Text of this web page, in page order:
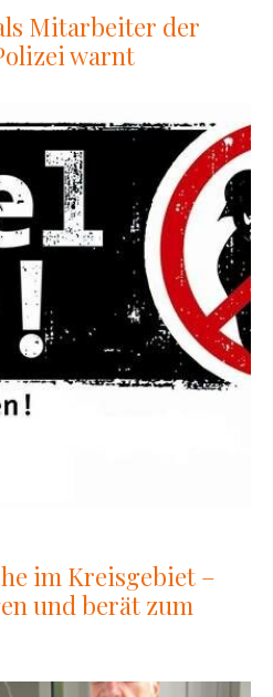
Mitarbeiter der
warnt
im Kreisgebiet –
und berät zum